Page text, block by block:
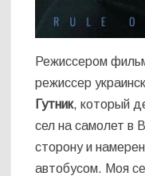
Режиссером
режиссер
Гутник, который
сел на самолет в
сторону и
автобусом. Моя